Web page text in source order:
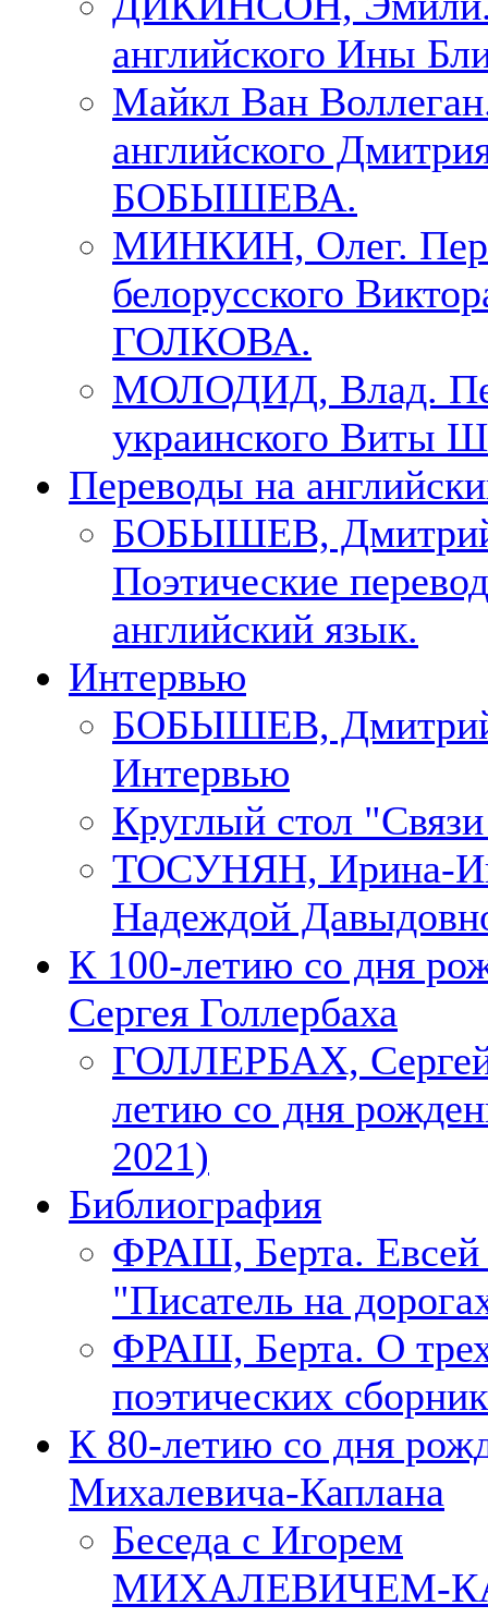
английского Ины
Майкл Ван
английского
БОБЫШЕВА.
МИНКИН, Олег.
белорусского
ГОЛКОВА.
МОЛОДИД, Влад.
украинского Виты
Переводы на
БОБЫШЕВ,
Поэтические
английский язык.
Интервью
БОБЫШЕВ,
Интервью
Круглый стол
ТОСУНЯН, Ирина-
Надеждой
К 100-летию со дня
Сергея Голлербаха
ГОЛЛЕРБАХ,
летию со дня
2021)
Библиография
ФРАШ, Берта.
"Писатель на
ФРАШ, Берта. О
поэтических
К 80-летию со дня
Михалевича-Каплана
Беседа с Игорем
МИХАЛЕВИЧЕМ-